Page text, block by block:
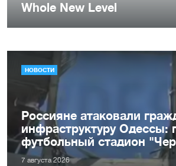
НОВОСТИ
Россияне атаковали
инфраструктуру Одессы:
футбольный стадион
7 августа 2026